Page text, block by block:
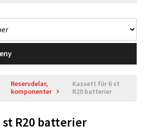
Reservdelar,
komponenter
Kassett för 6 st
R20 batterier
st R20 batterier